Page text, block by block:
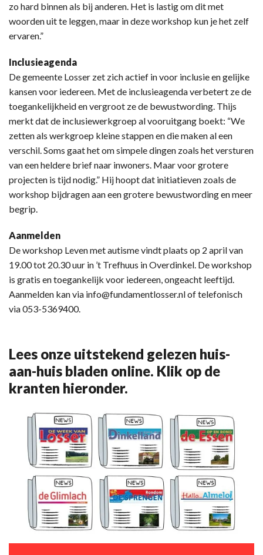
zo hard binnen als bij anderen. Het is lastig om dit met
woorden uit te leggen, maar in deze workshop kun je het zelf
ervaren.”
Inclusieagenda
De gemeente Losser zet zich actief in voor inclusie en gelijke
kansen voor iedereen. Met de inclusieagenda verbetert ze de
toegankelijkheid en vergroot ze de bewustwording. Thijs
merkt dat de inclusiewerkgroep al vooruitgang boekt: “We
zetten als werkgroep kleine stappen en die maken al een
verschil. Soms gaat het om simpele dingen zoals het versturen
van een heldere brief naar inwoners. Maar voor grotere
projecten is tijd nodig.” Hij hoopt dat initiatieven zoals de
workshop bijdragen aan een grotere bewustwording en meer
begrip.
Aanmelden
De workshop Leven met autisme vindt plaats op 2 april van
19.00 tot 20.30 uur in ’t Trefhuus in Overdinkel. De workshop
is gratis en toegankelijk voor iedereen, ongeacht leeftijd.
Aanmelden kan via info@fundamentlosser.nl of telefonisch
via 053-5369400.
Lees onze uitstekend gelezen huis-
aan-huis bladen online. Klik op de
kranten hieronder.